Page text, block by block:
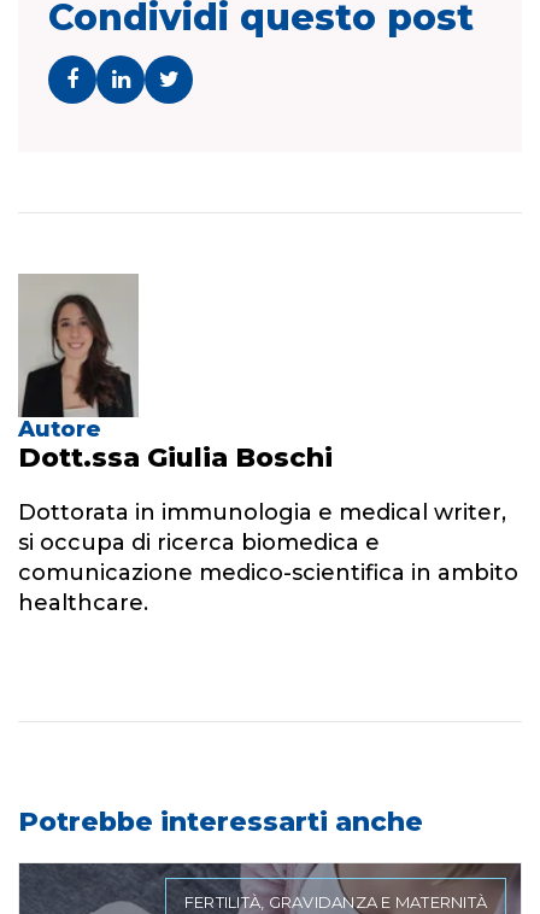
Condividi questo post
Autore
Dott.ssa Giulia Boschi
Dottorata in immunologia e medical writer,
si occupa di ricerca biomedica e
comunicazione medico-scientifica in ambito
healthcare.
Potrebbe interessarti anche
FERTILITÀ, GRAVIDANZA E MATERNITÀ